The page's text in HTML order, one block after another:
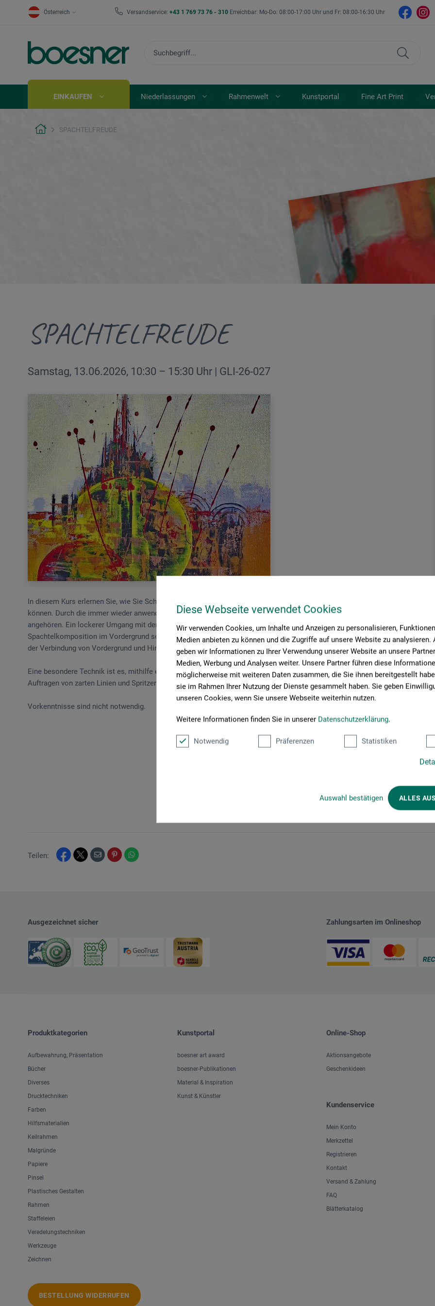
Diese Webseite verwendet Cookies
Wir verwenden Cookies, um Inhalte und Anzeigen zu personalisieren,
Medien anbieten zu können und die Zugriffe auf unsere Website zu analysieren.
geben wir Informationen zu Ihrer Verwendung unserer Website an unsere
Medien, Werbung und Analysen weiter. Unsere Partner führen diese
möglicherweise mit weiteren Daten zusammen, die Sie ihnen bereitgestellt
sie im Rahmen Ihrer Nutzung der Dienste gesammelt haben. Sie geben
unseren Cookies, wenn Sie unsere Webseite weiterhin nutzen.
Weitere Informationen finden Sie in unserer Datenschutzerklärung.
Notwendig Präferenzen Statistiken
Auswahl bestätigen ALLES
Österreich Versandservice: +43 1 769 73 76 - 310 Erreichbar: Mo-Do: 08:00-17:00 Uhr und Fr: 08:00-16:30 Uhr
EINKAUFEN Niederlassungen Rahmenwelt Kunstportal Fine Art Print
SPACHTELFREUDE
SPACHTELFREUDE
Samstag, 13.06.2026, 10:30 – 15:30 Uhr | GLI-26-027
In diesem Kurs erlernen Sie, wie Sie Schritt für Schritt ein abstraktes Acrylbild mit Spachtel und Malmesser anfertigen
können. Durch die immer wieder anwendbare Schrittfolge wird die ewige Frage: „Was soll ich malen?“ der Vergangenheit
angehören. Ein lockerer Umgang mit der Acrylfarbe für die Erstellung des Hintergrundes und die Erarbeitung einer
Spachtelkomposition im Vordergrund sorgen für ein positives Spachtelerlebnis. Harmonische Farbübergänge werden mit
der Verbindung von Vordergrund und Hintergrund erreicht.
Eine besondere Technik ist es, mithilfe einer Plastikkarte zarte Strukturen aufzutragen und Highlights zu setzen. Das
Auftragen von zarten Linien und Spritzern sorgt dann für die Vollendung des Kunstwerkes.
Vorkenntnisse sind nicht notwendig.
Teilen:
Ausgezeichnet sicher Zahlungsarten im Onlineshop
Produktkategorien
Aufbewahrung, Präsentation
Bücher
Diverses
Drucktechniken
Farben
Hilfsmaterialien
Keilrahmen
Malgründe
Papiere
Pinsel
Plastisches Gestalten
Rahmen
Staffeleien
Veredelungstechniken
Werkzeuge
Zeichnen
BESTELLUNG WIDERRUFEN
Kunstportal
boesner art award
boesner-Publikationen
Material & Inspiration
Kunst & Künstler
Online-Shop
Aktionsangebote
Geschenkideen
Kundenservice
Mein Konto
Merkzettel
Registrieren
Kontakt
Versand & Zahlung
FAQ
Blätterkatalog